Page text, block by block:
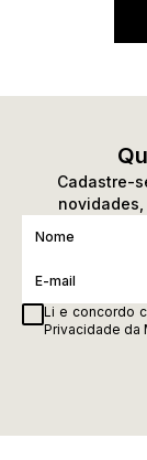
Cadastre-
Li e concordo
Privacidade da